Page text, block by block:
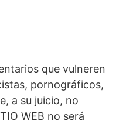
que vulneren
pornográficos,
a su juicio, no
WEB no será